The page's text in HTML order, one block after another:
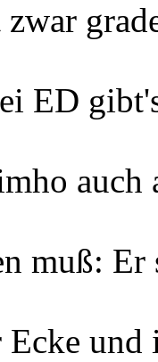
ED
auch
muß:
Ecke und